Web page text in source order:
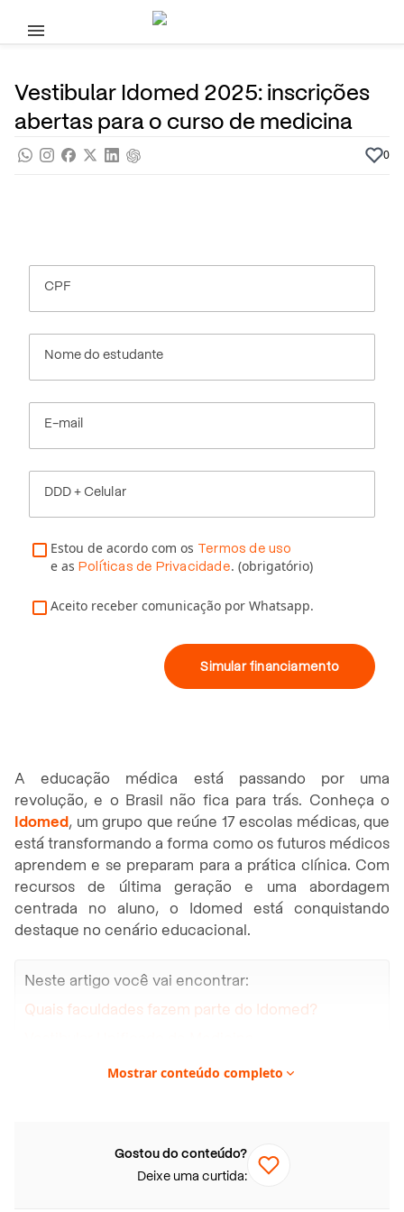
Pular para o conteúdo principal
Vestibular Idomed 2025: inscrições
abertas para o curso de medicina
0
CPF
Nome do estudante
E-mail
DDD + Celular
Estou de acordo com os Termos de uso
e as Políticas de Privacidade. (obrigatório)
Aceito receber comunicação por Whatsapp.
Simular financiamento
A educação médica está passando por uma
revolução, e o Brasil não fica para trás. Conheça o
Idomed, um grupo que reúne 17 escolas médicas, que
está transformando a forma como os futuros médicos
aprendem e se preparam para a prática clínica. Com
recursos de última geração e uma abordagem
centrada no aluno, o Idomed está conquistando
destaque no cenário educacional.
Neste artigo você vai encontrar:
Quais faculdades fazem parte do Idomed?
O Idomed, grupo com mais de 25 anos de
experiência nesse segmento, é um instituto médico
Mostrar conteúdo completo
Gostou do conteúdo?
Deixe uma curtida: